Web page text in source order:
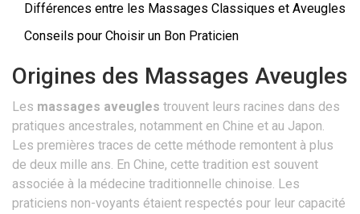
Différences entre les Massages Classiques et Aveugles
Conseils pour Choisir un Bon Praticien
Origines des Massages Aveugles
Les massages aveugles trouvent leurs racines dans des
pratiques ancestrales, notamment en Chine et au Japon.
Les premières traces de cette méthode remontent à plus
de deux mille ans. En Chine, cette tradition est souvent
associée à la médecine traditionnelle chinoise. Les
praticiens non-voyants étaient respectés pour leur capacité